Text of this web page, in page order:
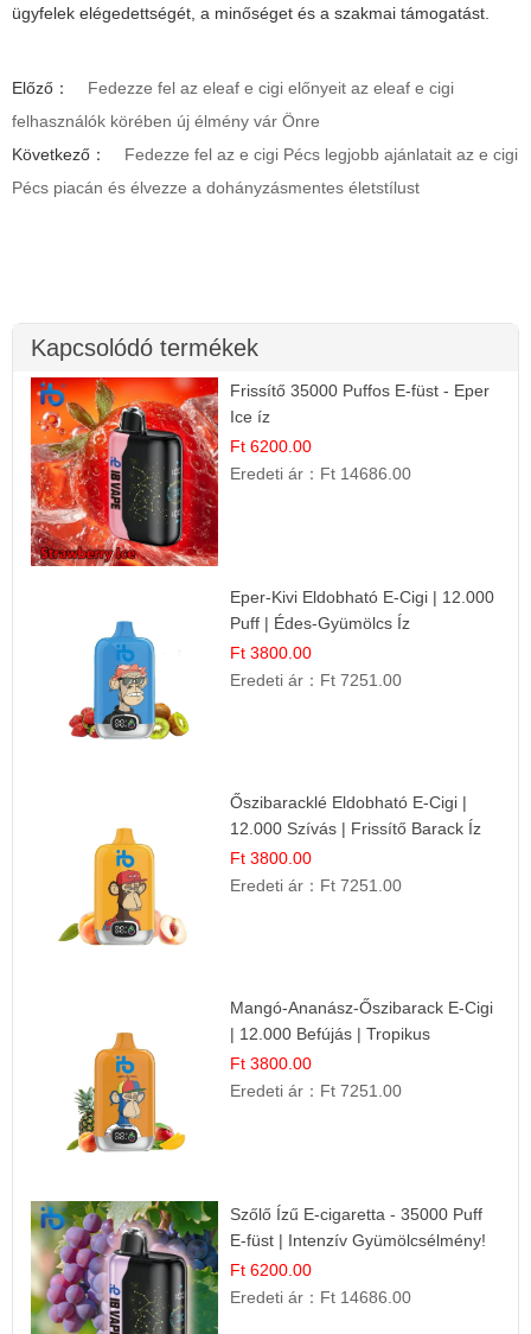
ügyfelek elégedettségét, a minőséget és a szakmai támogatást.
Előző：
Fedezze fel az eleaf e cigi előnyeit az eleaf e cigi
felhasználók körében új élmény vár Önre
Következő：
Fedezze fel az e cigi Pécs legjobb ajánlatait az e cigi
Pécs piacán és élvezze a dohányzásmentes életstílust
Kapcsolódó termékek
Frissítő 35000 Puffos E-füst - Eper
Ice íz
Ft 6200.00
Eredeti ár： Ft 14686.00
Eper-Kivi Eldobható E-Cigi | 12.000
Puff | Édes-Gyümölcs Íz
Ft 3800.00
Eredeti ár： Ft 7251.00
Őszibaracklé Eldobható E-Cigi |
12.000 Szívás | Frissítő Barack Íz
Ft 3800.00
Eredeti ár： Ft 7251.00
Mangó-Ananász-Őszibarack E-Cigi
| 12.000 Befújás | Tropikus
Gyümölcs Íz
Ft 3800.00
Eredeti ár： Ft 7251.00
Szőlő Ízű E-cigaretta - 35000 Puff
E-füst | Intenzív Gyümölcsélmény!
Ft 6200.00
Eredeti ár： Ft 14686.00